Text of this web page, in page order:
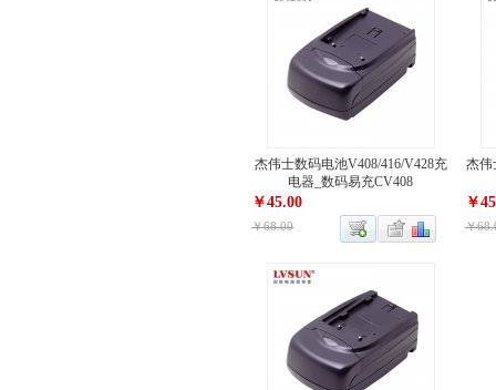
杰伟士数码电池V408/416/V428充
电器_数码易充CV408
￥45.00
￥68.00
杰伟
￥
￥